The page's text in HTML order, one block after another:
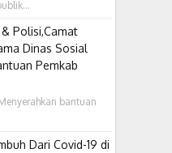
Polisi,Camat
Dinas Sosial
Pemkab
bantuan
Dari Covid-19 di